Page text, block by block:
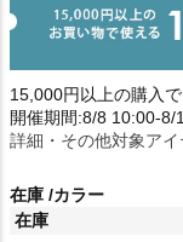
15,000円以上の購入
開催期間:8/8 10:00-8/
詳細・その他対象ア
在庫 カラー
在庫